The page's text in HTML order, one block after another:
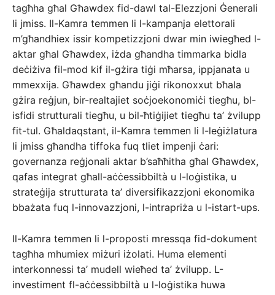
tagħha għal Għawdex fid-dawl tal-Elezzjoni Ġenerali
li jmiss. Il-Kamra temmen li l-kampanja elettorali
m’għandhiex issir kompetizzjoni dwar min iwiegħed l-
aktar għal Għawdex, iżda għandha timmarka bidla
deċiżiva fil-mod kif il-gżira tiġi mħarsa, ippjanata u
mmexxija. Għawdex għandu jiġi rikonoxxut bħala
gżira reġjun, bir-realtajiet soċjoekonomiċi tiegħu, bl-
isfidi strutturali tiegħu, u bil-ħtiġijiet tiegħu ta’ żvilupp
fit-tul. Għaldaqstant, il-Kamra temmen li l-leġiżlatura
li jmiss għandha tiffoka fuq tliet impenji ċari:
governanza reġjonali aktar b’saħħitha għal Għawdex,
qafas integrat għall-aċċessibbiltà u l-loġistika, u
strateġija strutturata ta’ diversifikazzjoni ekonomika
bbażata fuq l-innovazzjoni, l-intrapriża u l-istart-ups.
Il-Kamra temmen li l-proposti mressqa fid-dokument
tagħha mhumiex miżuri iżolati. Huma elementi
interkonnessi ta’ mudell wieħed ta’ żvilupp. L-
investiment fl-aċċessibbiltà u l-loġistika huwa